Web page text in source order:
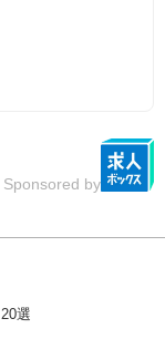
Sponsored by
選